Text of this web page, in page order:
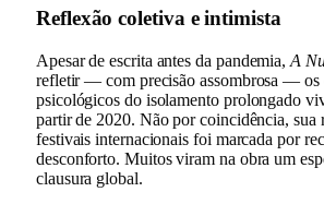
Reflexão coletiva e intimista
Apesar de escrita antes da pandemia,A
refletir — com precisão assombrosa — os
psicológicos do isolamento prolongado
partir de 2020. Não por coincidência, sua
festivais internacionais foi marcada por
desconforto. Muitos viram na obra um
clausura global.